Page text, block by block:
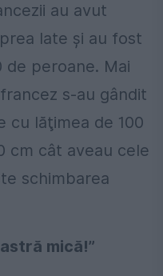
au avut
late și au fost
de peroane. Mai
s-au gândit
cu lăţimea de 100
cm cât aveau cele
schimbarea
mică!”